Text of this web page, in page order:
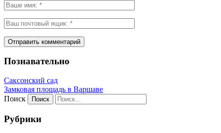
Познавательно
Саксонский сад
Замковая площадь в Варшаве
Поиск
Рубрики